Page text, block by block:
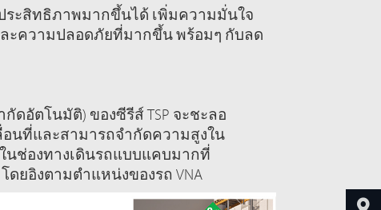
ระสิทธิภาพมากขึ้นได้ เพิ่มความมั่นใจ
ะความปลอดภัยที่มากขึ้น พร้อมๆ กับลด
กัดอัตโนมัติ) ของซีรีส์ TSP จะชะลอ
นที่และสามารถจำกัดความสูงใน
นช่องทางเดินรถแบบแคบมากที่
ดยอิงตามตำแหน่งของรถ VNA